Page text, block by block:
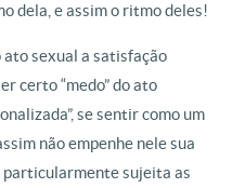
dela, e assim o ritmo deles!
ato sexual a satisfação
certo “medo” do ato
se sentir como um
não empenhe nele sua
sujeita as